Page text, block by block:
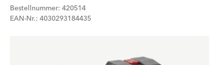
Bestellnummer: 420514
EAN-Nr.: 4030293184435